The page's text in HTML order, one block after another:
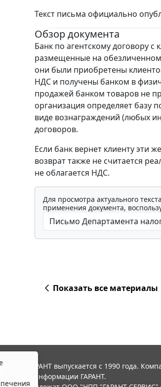
Текст письма официально
Обзор документа
Банк по агентскому договору с
размещенные на
они были приобретены
НДС и получены банком в
продажей банком товаров не
организация определяет базу
виде вознаграждений (любых
договоров.
Если банк вернет клиенту эти
возврат также не считается
не облагается НДС.
Для просмотра актуального
применения документа,
Показать все материалы
ГАРАНТ выпускается с 1990 года.
информации ГАРАНТ.